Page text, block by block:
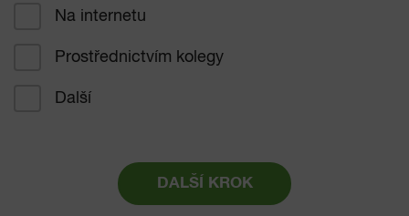
Na internetu
Prostřednictvím kolegy
Další
DALŠÍ KROK